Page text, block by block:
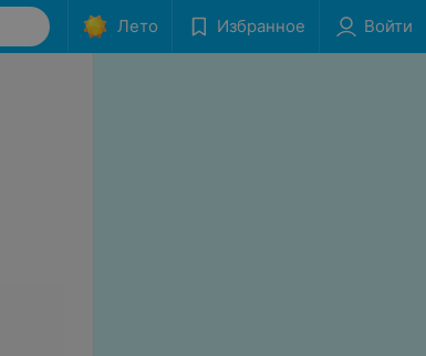
Лето Избранное Войти